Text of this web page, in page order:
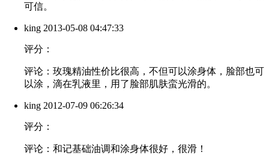
可信。
king 2013-05-08 04:47:33
评分：
评论：玫瑰精油性价比很高，不但可以涂身体，脸部也可
以涂，滴在乳液里，用了脸部肌肤蛮光滑的。
king 2012-07-09 06:26:34
评分：
评论：和记基础油调和涂身体很好，很滑！